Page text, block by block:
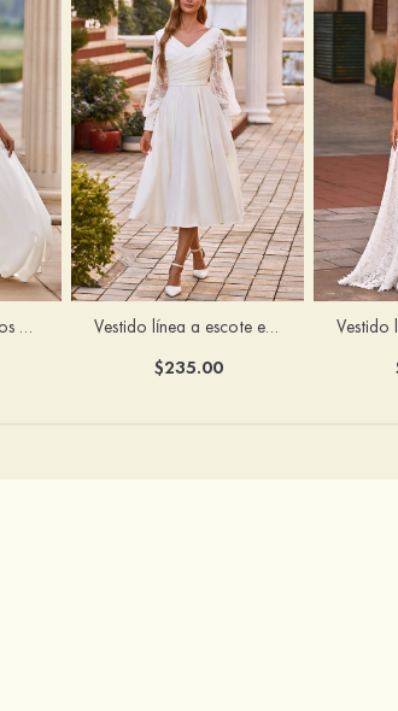
Clásico tubo hombros descubiertos desmontable crepé elástico vestido de novia Vestido línea a escote en v satén hasta la tibia vestido de novia
$235.00